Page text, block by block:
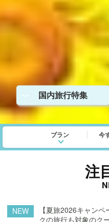
< 国内旅行特集
プラン 今
注
NEW
【夏旅2026キャン
クの旅行も対象のク